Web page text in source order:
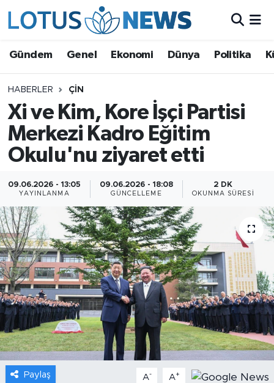
Gündem Genel Ekonomi Dünya Politika
HABERLER ÇIN
Xi ve Kim, Kore İşçi Partisi
Merkezi Kadro Eğitim
Okulu'nu ziyaret etti
09.06.2026 - 13:05
YAYINLANMA
09.06.2026 - 18:08
GÜNCELLEME
2 DK
OKUNMA SÜRESI
Paylaş A- A+
Ekonomi
Dünya
Politika
Bilim ve Teknoloji
Çin Fuarları
Gündem
Video